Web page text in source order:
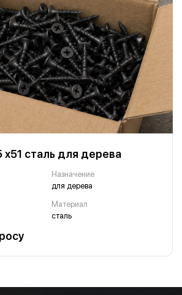
сталь для дерева
Назначение
для дерева
Материал
сталь